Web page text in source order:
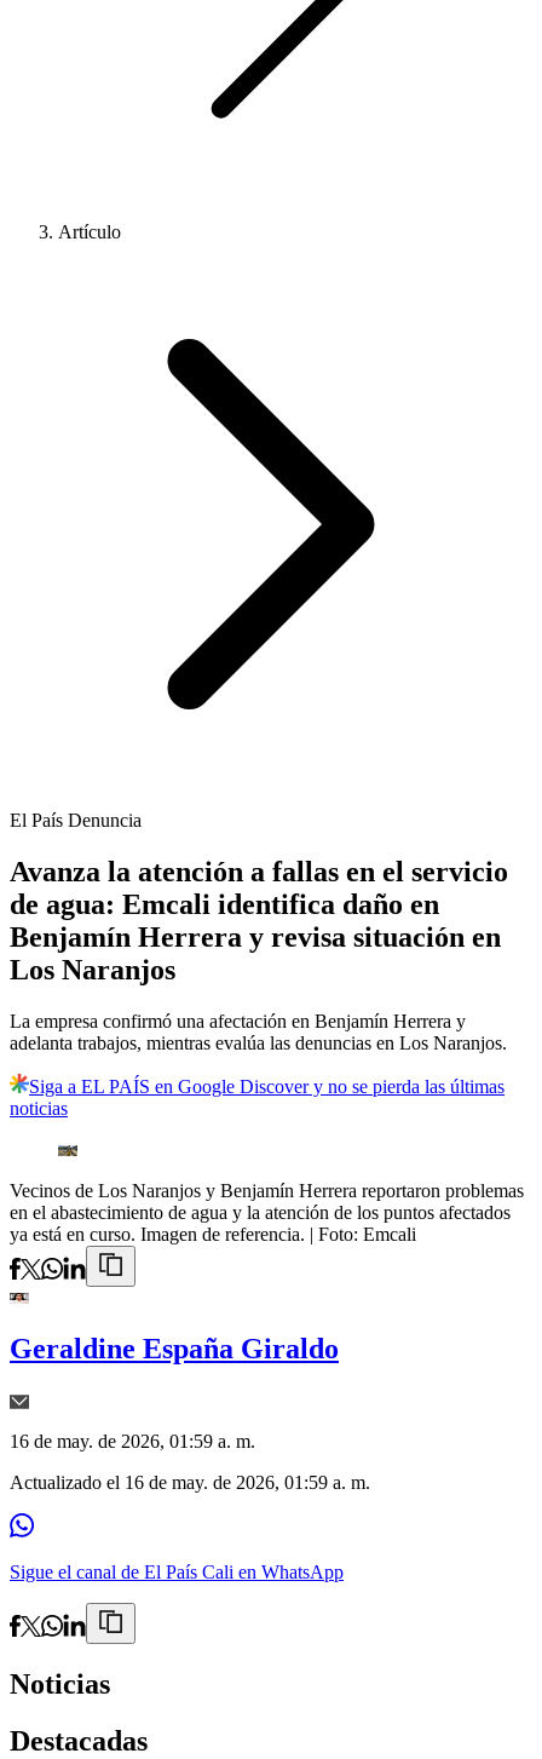
Artículo
El País Denuncia
Avanza la atención a fallas en el servicio
de agua: Emcali identifica daño en
Benjamín Herrera y revisa situación en
Los Naranjos
La empresa confirmó una afectación en Benjamín Herrera y
adelanta trabajos, mientras evalúa las denuncias en Los Naranjos.
Siga a EL PAÍS en Google Discover y no se pierda las últimas
noticias
Vecinos de Los Naranjos y Benjamín Herrera reportaron problemas
en el abastecimiento de agua y la atención de los puntos afectados
ya está en curso. Imagen de referencia. | Foto: Emcali
Geraldine España Giraldo
16 de may. de 2026, 01:59 a. m.
Actualizado el 16 de may. de 2026, 01:59 a. m.
Sigue el canal de El País Cali en WhatsApp
Noticias
Destacadas